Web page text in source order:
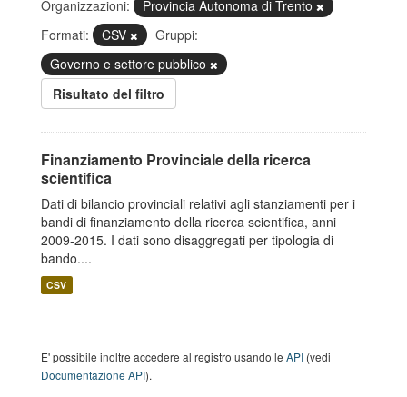
Organizzazioni:
Provincia Autonoma di Trento
Formati:
CSV
Gruppi:
Governo e settore pubblico
Risultato del filtro
Finanziamento Provinciale della ricerca
scientifica
Dati di bilancio provinciali relativi agli stanziamenti per i
bandi di finanziamento della ricerca scientifica, anni
2009-2015. I dati sono disaggregati per tipologia di
bando....
CSV
E' possibile inoltre accedere al registro usando le API (vedi
Documentazione API).